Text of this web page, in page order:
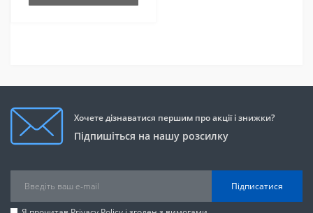
Хочете дізнаватися першим про акції і знижки?
Підпишіться на нашу розсилку
Підписатися